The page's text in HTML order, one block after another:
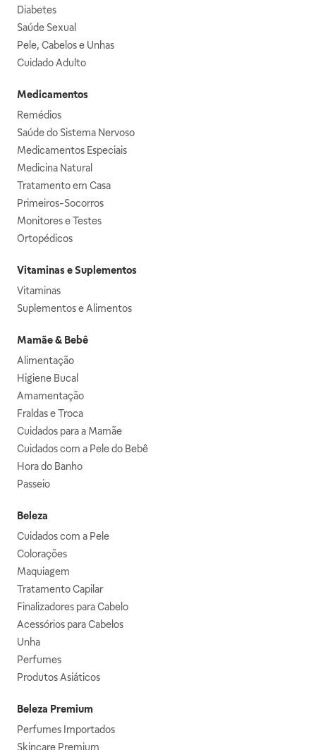
Diabetes
Saúde Sexual
Pele, Cabelos e Unhas
Cuidado Adulto
Medicamentos
Remédios
Saúde do Sistema Nervoso
Medicamentos Especiais
Medicina Natural
Tratamento em Casa
Primeiros-Socorros
Monitores e Testes
Ortopédicos
Vitaminas e Suplementos
Vitaminas
Suplementos e Alimentos
Mamãe & Bebê
Alimentação
Higiene Bucal
Amamentação
Fraldas e Troca
Cuidados para a Mamãe
Cuidados com a Pele do Bebê
Hora do Banho
Passeio
Beleza
Cuidados com a Pele
Colorações
Maquiagem
Tratamento Capilar
Finalizadores para Cabelo
Acessórios para Cabelos
Unha
Perfumes
Produtos Asiáticos
Beleza Premium
Perfumes Importados
Skincare Premium